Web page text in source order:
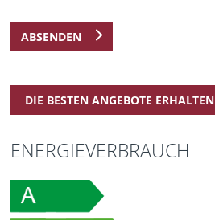
ABSENDEN
DIE BESTEN ANGEBOTE ERHALTEN
ENERGIEVERBRAUCH